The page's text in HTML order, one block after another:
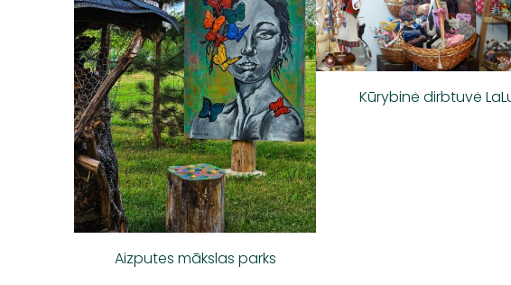
Aizputes mākslas parks
Kūrybinė dirbtuvė